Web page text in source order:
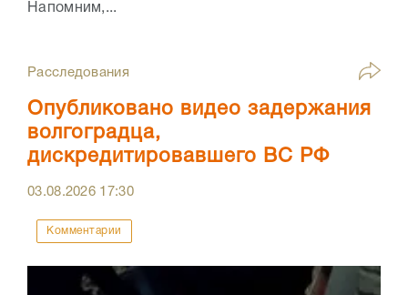
Напомним,...
Расследования
Опубликовано видео задержания
волгоградца,
дискредитировавшего ВС РФ
03.08.2026 17:30
Комментарии